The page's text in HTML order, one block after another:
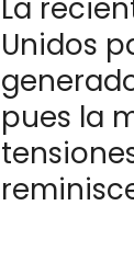
La
Unidos
pues la